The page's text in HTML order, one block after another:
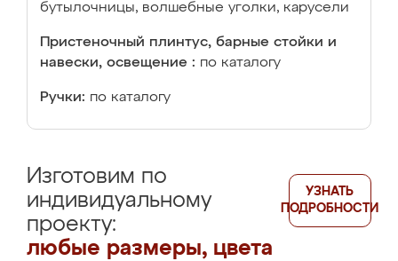
бутылочницы, волшебные уголки, карусели
Пристеночный плинтус, барные стойки и
навески, освещение : по каталогу
Ручки: по каталогу
Изготовим по
индивидуальному
проекту:
любые размеры, цвета
УЗНАТЬ
ПОДРОБНОСТИ